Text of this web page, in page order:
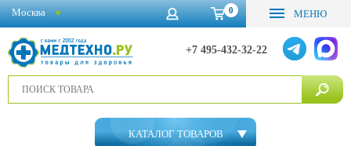
0 МЕНЮ
+7 495-432-32-22
Москва
КАТАЛОГ ТОВАРОВ